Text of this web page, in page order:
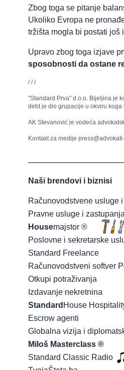
Zbog toga se pitanje
Ukoliko Evropa ne
tržišta mogla bi postati još
Upravo zbog toga izjave
sposobnosti da ostane
/ / /
"Standard Prva" d.o.o. Bijeljina je
debt je dio grupacije u okviru
AK Stevanović je vodeća
Kontakt za medije
Naši brendovi i biznisi
Računovodstvene usluge
Pravne usluge i
Housemajstor ®
Poslovne i sekretarske
Standard Freelance
Računovodstveni softver
Otkupi potraživanja
Izdavanje nekretnina
Standard House
Escrow agenti
Globalna vizija i
Miloš Masterclass ®
Standard Classic Radio